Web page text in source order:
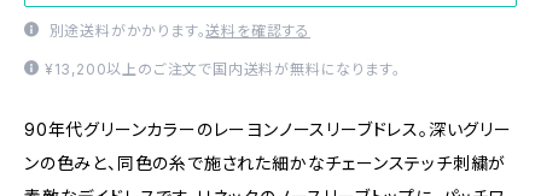
別途送料がかかります。送料を確認する
¥13,200以上のご注文で国内送料が無料になります。
90年代グリーンカラーのレーヨンノースリーブドレス。深いグリー
ンの色みと、同色の糸で施された細かなチェーンステッチ刺繍が